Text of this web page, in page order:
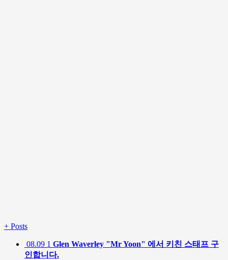
+ Posts
08.09 1 Glen Waverley "Mr Yoon" 에서 키친 스태프 구
인합니다.